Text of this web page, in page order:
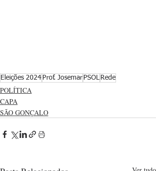
Eleições 2024 Prof. Josemar PSOL Rede
POLÍTICA
CAPA
SÃO GONÇALO